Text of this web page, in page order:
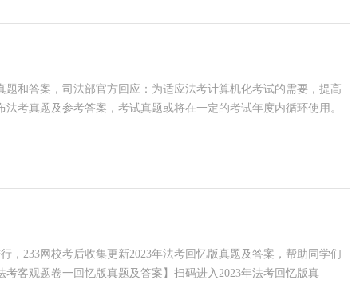
题和答案，司法部官方回应：为适应法考计算机化考试的需要，提高
考真题及参考答案，考试真题或将在一定的考试年度内循环使用。
，233网校考后收集更新2023年法考回忆版真题及答案，帮助同学们
考客观题卷一回忆版真题及答案】扫码进入2023年法考回忆版真